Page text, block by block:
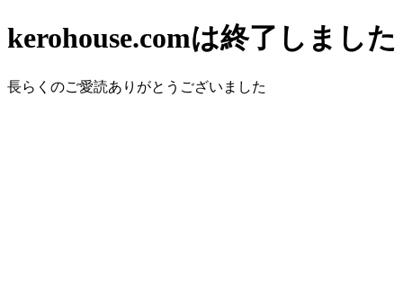
kerohouse.comは終了しました
長らくのご愛読ありがとうございました